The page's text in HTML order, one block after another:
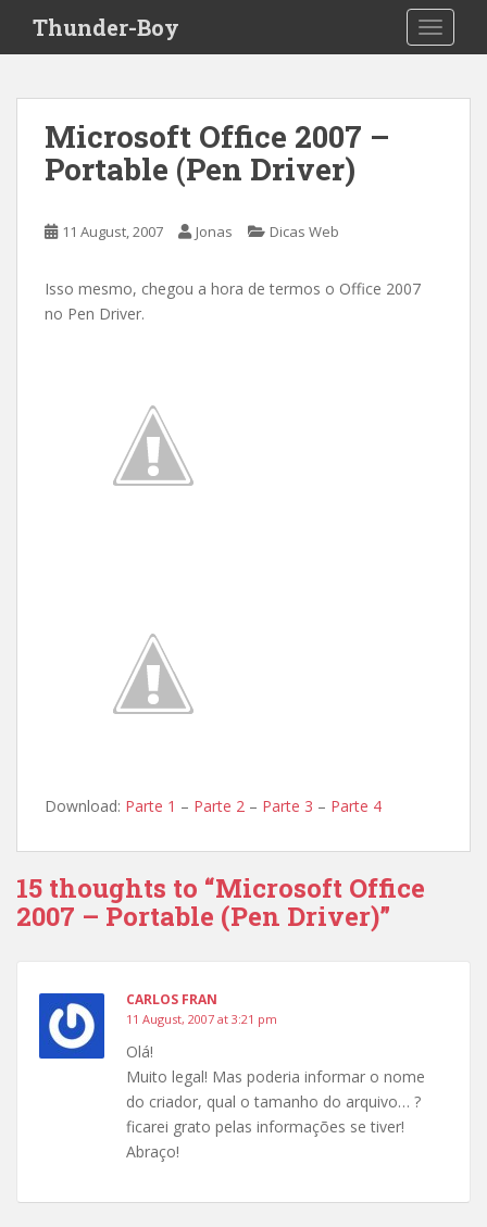
i
Thunder-Boy
Microsoft Office 2007 –
Portable (Pen Driver)
11 August, 2007 Jonas Dicas Web
Isso mesmo, chegou a hora de termos o Office 2007
no Pen Driver.
Download: Parte 1 – Parte 2 – Parte 3 – Parte 4
15 thoughts to “Microsoft Office
2007 – Portable (Pen Driver)”
CARLOS FRAN
11 August, 2007 at 3:21 pm
Olá!
Muito legal! Mas poderia informar o nome
do criador, qual o tamanho do arquivo… ?
ficarei grato pelas informações se tiver!
Abraço!